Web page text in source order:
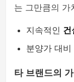
는 그만큼의 가
지속적인 건
분양가 대비
타 브랜드의